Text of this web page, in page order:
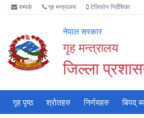
Accessibility
Mode
गर्नुहोस्
मुख्य
सामाग्री
मुख्य
नेभिगेसन
वेबसाइट
खोजमा
सम्पर्क गृह मन्त्रालय टेलिफोन निर्देशिका
नेपाल सरकार
गृह मन्त्रालय
जिल्ला
गृह पृष्ठ श्रोतहरु निर्णयहरु बिपद्